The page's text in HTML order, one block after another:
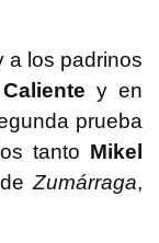
a los padrinos
y en
prueba
tanto Mikel
deZumárraga,